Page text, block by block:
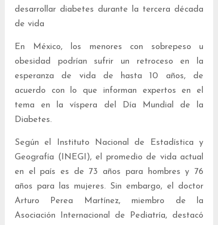
desarrollar diabetes durante la tercera década
de vida
En México, los menores con sobrepeso u
obesidad podrían sufrir un retroceso en la
esperanza de vida de hasta 10 años, de
acuerdo con lo que informan expertos en el
tema en la víspera del Día Mundial de la
Diabetes.
Según el Instituto Nacional de Estadística y
Geografía (INEGI), el promedio de vida actual
en el país es de 73 años para hombres y 76
años para las mujeres. Sin embargo, el doctor
Arturo Perea Martínez, miembro de la
Asociación Internacional de Pediatría, destacó